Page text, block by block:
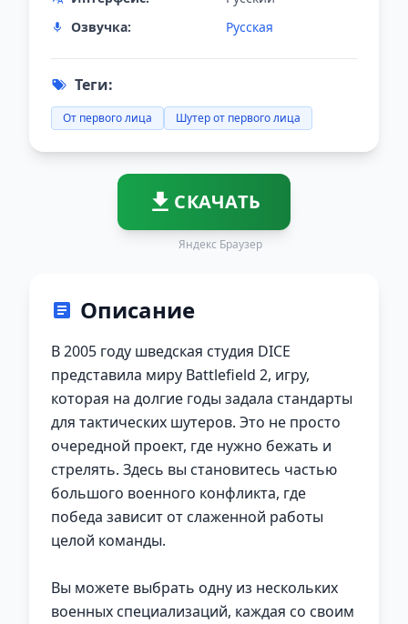
Озвучка:
Русская
Теги:
От первого лица Шутер от первого лица
СКАЧАТЬ
Яндекс Браузер
Описание
В 2005 году шведская студия DICE
представила миру Battlefield 2, игру,
которая на долгие годы задала стандарты
для тактических шутеров. Это не просто
очередной проект, где нужно бежать и
стрелять. Здесь вы становитесь частью
большого военного конфликта, где
победа зависит от слаженной работы
целой команды.
Вы можете выбрать одну из нескольких
военных специализаций, каждая со своим